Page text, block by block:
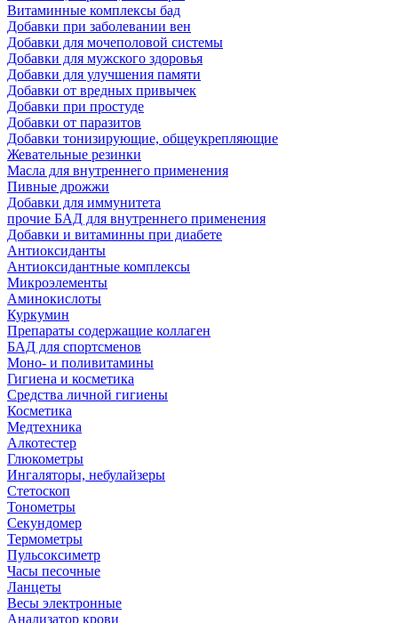
Витаминные комплексы бад
Добавки при заболевании вен
Добавки для мочеполовой системы
Добавки для мужского здоровья
Добавки для улучшения памяти
Добавки от вредных привычек
Добавки при простуде
Добавки от паразитов
Добавки тонизирующие, общеукрепляющие
Жевательные резинки
Масла для внутреннего применения
Пивные дрожжи
Добавки для иммунитета
прочие БАД для внутреннего применения
Добавки и витаминны при диабете
Антиоксиданты
Антиоксидантные комплексы
Микроэлементы
Аминокислоты
Куркумин
Препараты содержащие коллаген
БАД для спортсменов
Моно- и поливитамины
Гигиена и косметика
Средства личной гигиены
Косметика
Медтехника
Алкотестер
Глюкометры
Ингаляторы, небулайзеры
Стетоскоп
Тонометры
Секундомер
Термометры
Пульсоксиметр
Часы песочные
Ланцеты
Весы электронные
Анализатор крови